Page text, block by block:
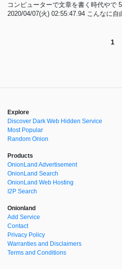
コンピューターで文章を書く時代やで
2020/04/07(火) 02:55:47.94 こんなに自
1
Explore
Discover Dark Web Hidden Service
Most Popular
Random Onion
Products
OnionLand Advertisement
OnionLand Search
OnionLand Web Hosting
I2P Search
Onionland
Add Service
Contact
Privacy Policy
Warranties and Disclaimers
Terms and Conditions